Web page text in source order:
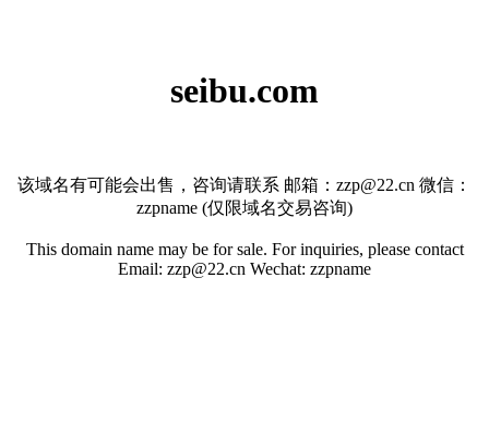
seibu.com
该域名有可能会出售，咨询请联系 邮箱：zzp@22.cn 微信：
zzpname (仅限域名交易咨询)
This domain name may be for sale. For inquiries, please contact
Email: zzp@22.cn Wechat: zzpname